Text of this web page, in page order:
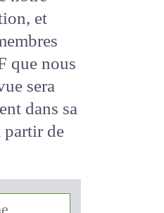
notre
et
nous
sera
dans